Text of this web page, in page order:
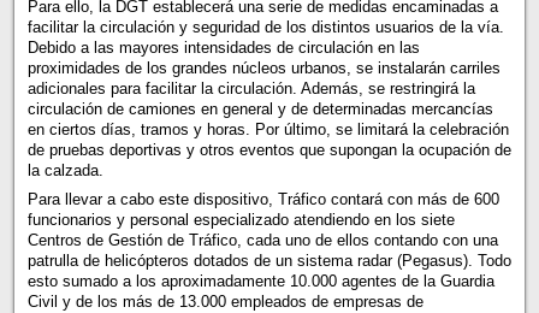
Para ello, la DGT establecerá una serie de medidas encaminadas a
facilitar la circulación y seguridad de los distintos usuarios de la vía.
Debido a las mayores intensidades de circulación en las
proximidades de los grandes núcleos urbanos, se instalarán carriles
adicionales para facilitar la circulación. Además, se restringirá la
circulación de camiones en general y de determinadas mercancías
en ciertos días, tramos y horas. Por último, se limitará la celebración
de pruebas deportivas y otros eventos que supongan la ocupación de
la calzada.
Para llevar a cabo este dispositivo, Tráfico contará con más de 600
funcionarios y personal especializado atendiendo en los siete
Centros de Gestión de Tráfico, cada uno de ellos contando con una
patrulla de helicópteros dotados de un sistema radar (Pegasus). Todo
esto sumado a los aproximadamente 10.000 agentes de la Guardia
Civil y de los más de 13.000 empleados de empresas de